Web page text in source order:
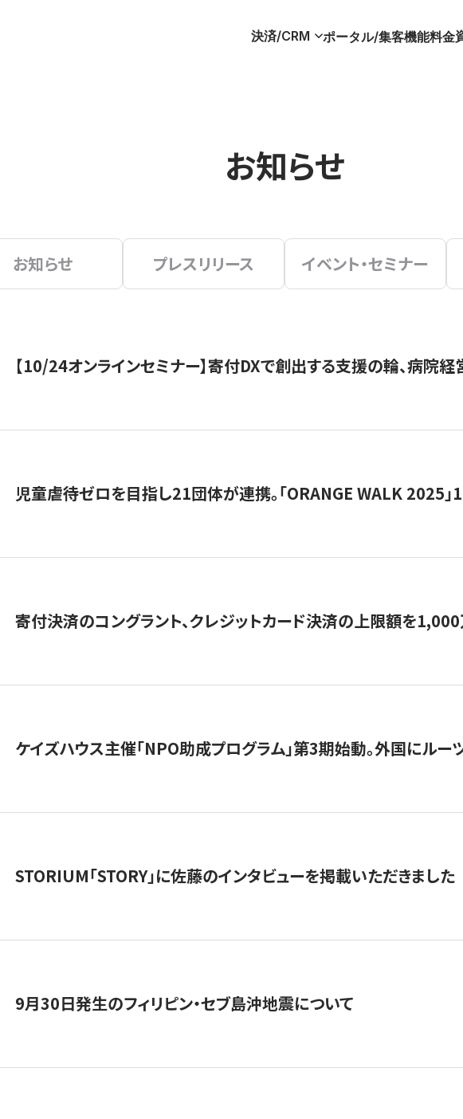
決済/CRM ポータル/集客機能料金
お知らせ
お知らせ プレスリリース イベント・セミナー
【10/24オンラインセミナー】寄付DXで創出する支援の輪、病院
児童虐待ゼロを目指し21団体が連携。「ORANGE WALK 2025」
寄付決済のコングラント、クレジットカード決済の上限額を
ケイズハウス主催「NPO助成プログラム」第3期始動。外国にル
STORIUM「STORY」に佐藤のインタビューを掲載いただきました
9月30日発生のフィリピン・セブ島沖地震について